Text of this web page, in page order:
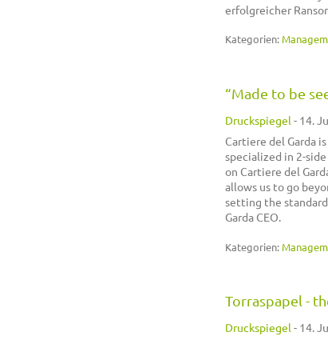
erfolgreicher
Kategorien:
“Made to be
Druckspiegel - 14.
Cartiere del Garda
specialized in 2-
on Cartiere del
allows us to go
setting the
Garda CEO.
Kategorien:
Torraspapel -
Druckspiegel - 14.